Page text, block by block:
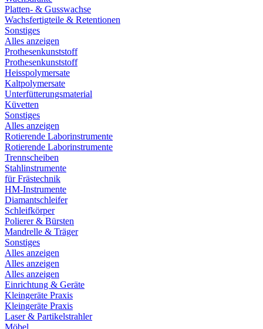
Platten- & Gusswachse
Wachsfertigteile & Retentionen
Sonstiges
Alles anzeigen
Prothesenkunststoff
Prothesenkunststoff
Heisspolymersate
Kaltpolymersate
Unterfütterungsmaterial
Küvetten
Sonstiges
Alles anzeigen
Rotierende Laborinstrumente
Rotierende Laborinstrumente
Trennscheiben
Stahlinstrumente
für Frästechnik
HM-Instrumente
Diamantschleifer
Schleifkörper
Polierer & Bürsten
Mandrelle & Träger
Sonstiges
Alles anzeigen
Alles anzeigen
Alles anzeigen
Einrichtung & Geräte
Kleingeräte Praxis
Kleingeräte Praxis
Laser & Partikelstrahler
Möbel